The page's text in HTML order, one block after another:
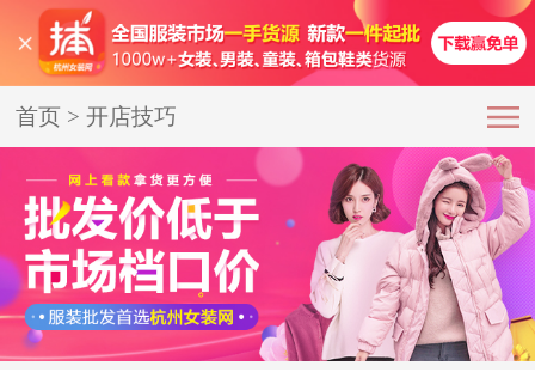
首页 >开店技巧